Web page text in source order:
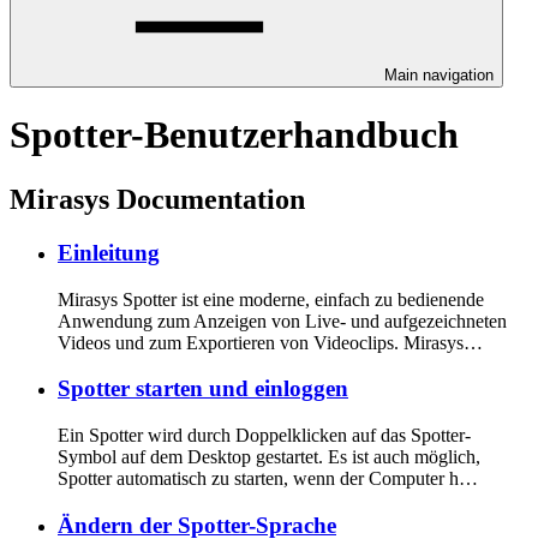
Main navigation
Spotter-Benutzerhandbuch
Mirasys Documentation
Einleitung
Mirasys Spotter ist eine moderne, einfach zu bedienende
Anwendung zum Anzeigen von Live- und aufgezeichneten
Videos und zum Exportieren von Videoclips. Mirasys…
Spotter starten und einloggen
Ein Spotter wird durch Doppelklicken auf das Spotter-
Symbol auf dem Desktop gestartet. Es ist auch möglich,
Spotter automatisch zu starten, wenn der Computer h…
Ändern der Spotter-Sprache